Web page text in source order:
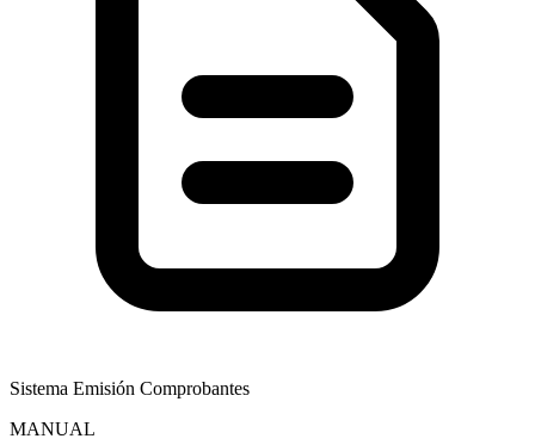
Sistema Emisión Comprobantes
MANUAL